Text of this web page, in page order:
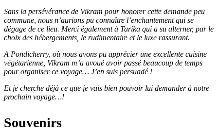
Sans la persévérance de Vikram pour honorer cette demande peu
commune, nous n’aurions pu connaître l’enchantement qui se
dégage de ce lieu. Merci également à Tarika qui a su alterner, par le
choix des hébergements, le rudimentaire et le luxe rassurant.
A Pondicherry, où nous avons pu apprécier une excellente cuisine
végétarienne, Vikram m’a avoué avoir passé beaucoup de temps
pour organiser ce voyage… J’en suis persuadé !
Et je cherche déjà ce que je vais bien pouvoir lui demander à notre
prochain voyage…!
Souvenirs